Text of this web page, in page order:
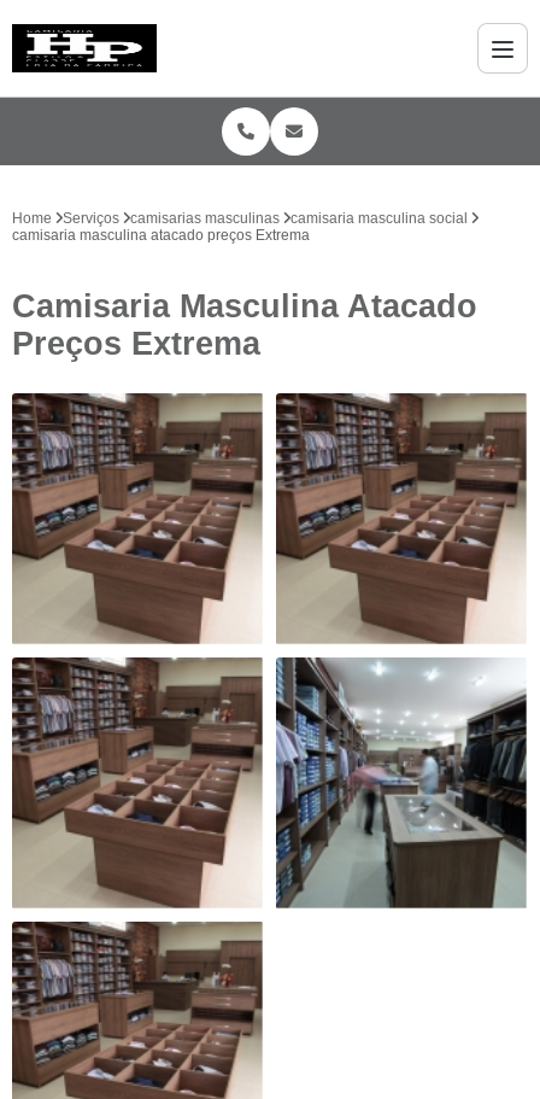
Home Serviços camisarias masculinas
camisaria masculina social
camisaria masculina atacado preços Extrema
Camisaria Masculina Atacado
Preços Extrema